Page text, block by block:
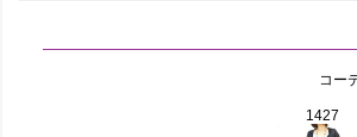
コー
1427